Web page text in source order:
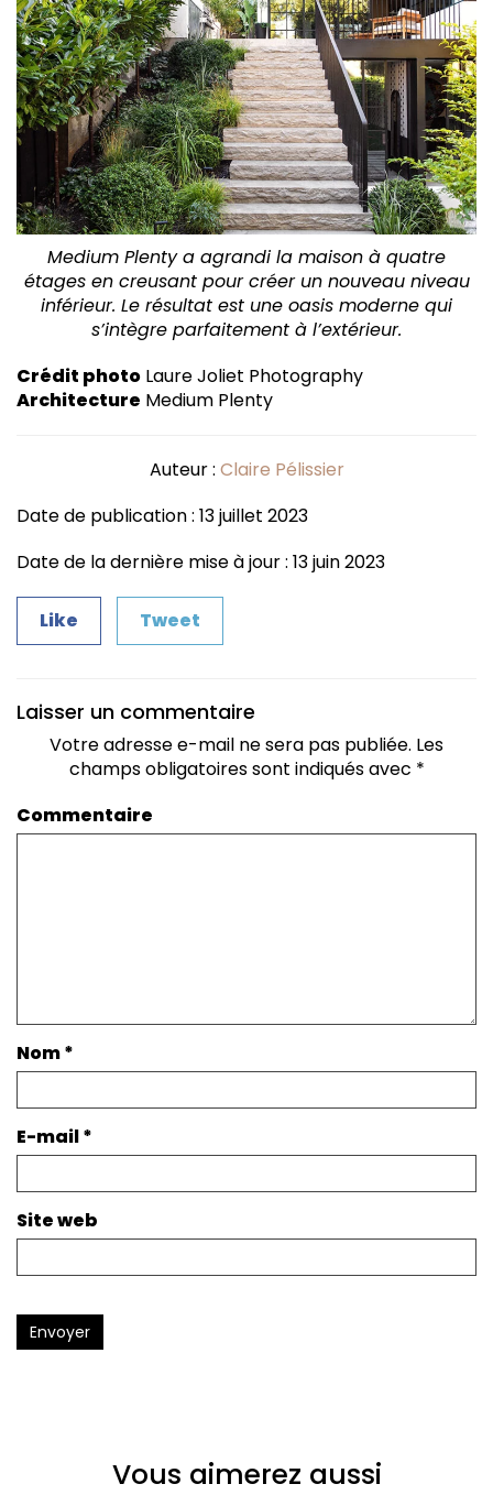
Medium Plenty a agrandi la maison à quatre
étages en creusant pour créer un nouveau niveau
inférieur. Le résultat est une oasis moderne qui
s’intègre parfaitement à l’extérieur.
Crédit photo Laure Joliet Photography
Architecture Medium Plenty
Auteur : Claire Pélissier
Date de publication : 13 juillet 2023
Date de la dernière mise à jour : 13 juin 2023
Like Tweet
Laisser un commentaire
Votre adresse e-mail ne sera pas publiée. Les
champs obligatoires sont indiqués avec *
Commentaire
Nom*
E-mail*
Site web
Envoyer
Vous aimerez aussi